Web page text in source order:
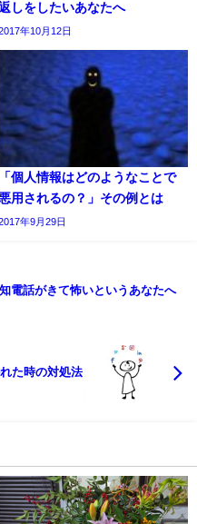
しをしたいあなたへ
年10月12日
「個人情報はどのようなことで
悪用されるの？」その例とは
年9月29日
電話がきて怖いというあなたへ
た時の対処法